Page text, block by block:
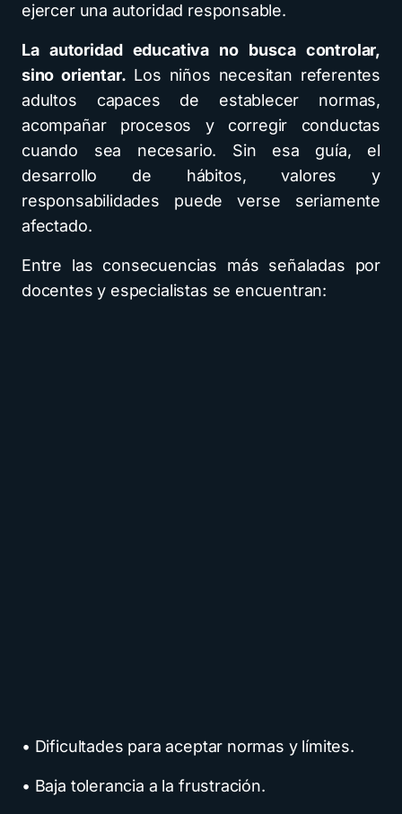
ejercer una autoridad responsable.
La autoridad educativa no busca controlar,
sino orientar. Los niños necesitan referentes
adultos capaces de establecer normas,
acompañar procesos y corregir conductas
cuando sea necesario. Sin esa guía, el
desarrollo de hábitos, valores y
responsabilidades puede verse seriamente
afectado.
Entre las consecuencias más señaladas por
docentes y especialistas se encuentran:
• Dificultades para aceptar normas y límites.
• Baja tolerancia a la frustración.